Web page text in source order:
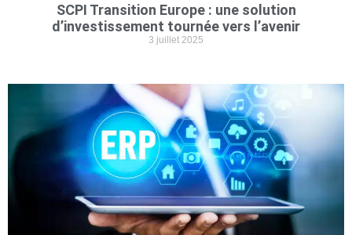
SCPI Transition Europe : une solution
d’investissement tournée vers l’avenir
3 juillet 2025